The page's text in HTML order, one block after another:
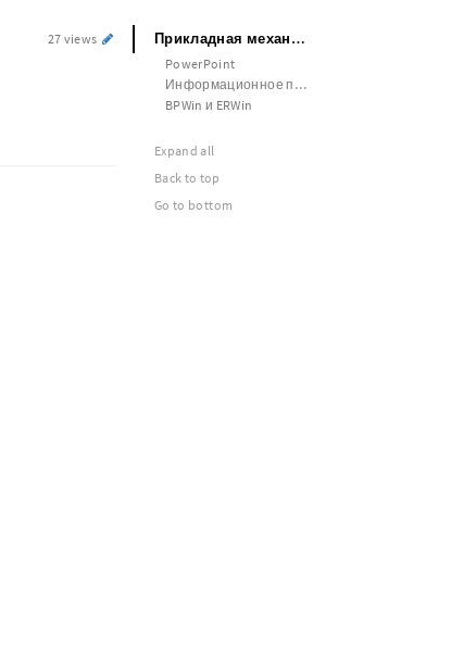
27 views Прикладная механика Маркетинговое исследование#
PowerPoint
Информационное право КрасГМУ
BPWin и ERWin
Expand all
Back to top
Go to bottom